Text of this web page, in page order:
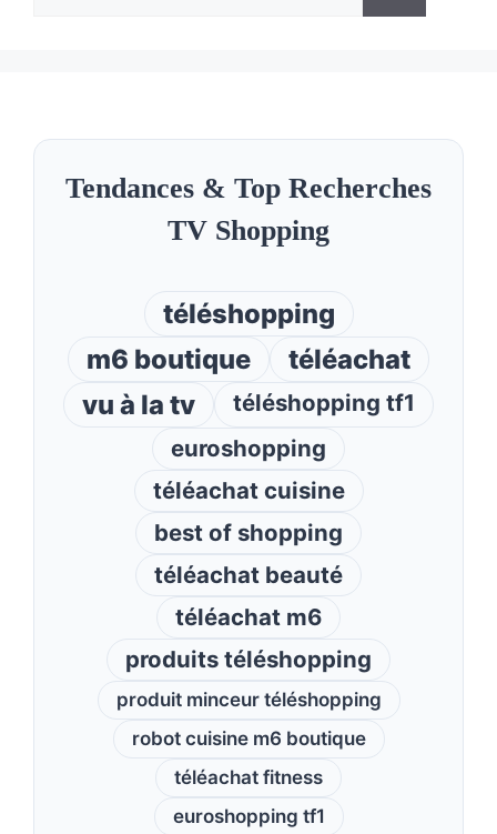
Tendances & Top Recherches
TV Shopping
téléshopping
m6 boutique
téléachat
vu à la tv
téléshopping tf1
euroshopping
téléachat cuisine
best of shopping
téléachat beauté
téléachat m6
produits téléshopping
produit minceur téléshopping
robot cuisine m6 boutique
téléachat fitness
euroshopping tf1